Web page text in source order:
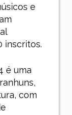
e
inscritos.
é uma
com